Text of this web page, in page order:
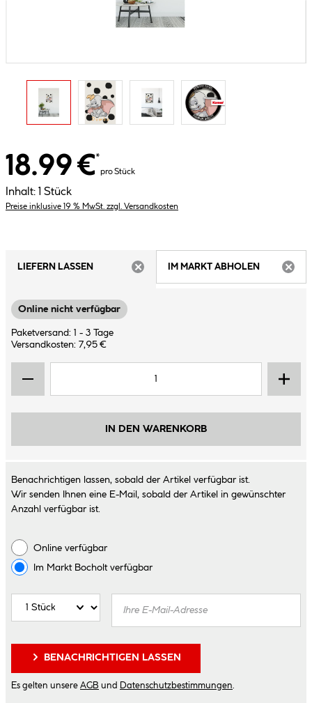
18.99 €*
pro Stück
Inhalt: 1 Stück
Preise inklusive 19 % MwSt. zzgl. Versandkosten
LIEFERN LASSEN
IM MARKT ABHOLEN
Online nicht verfügbar
Paketversand: 1 - 3 Tage
Versandkosten: 7,95 €
IN DEN WARENKORB
Benachrichtigen lassen, sobald der Artikel verfügbar ist.
Wir senden Ihnen eine E-Mail, sobald der Artikel in gewünschter
Anzahl verfügbar ist.
Online verfügbar
Im Markt Bocholtverfügbar
BENACHRICHTIGEN LASSEN
Es gelten unsere AGB und Datenschutzbestimmungen